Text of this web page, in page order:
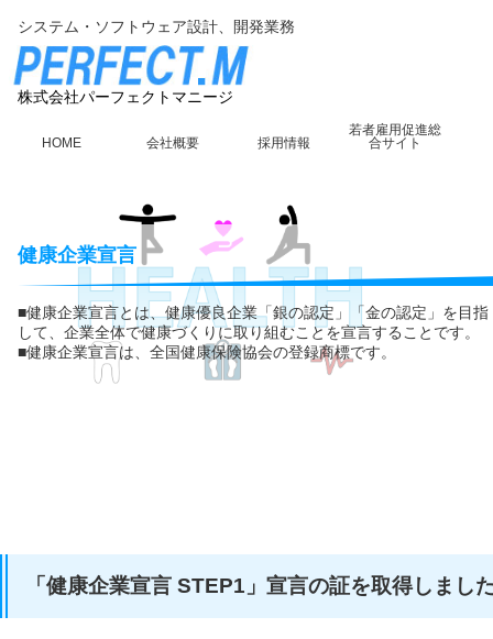
システム・ソフトウェア設計、開発業務
株式会社パーフェクトマニージ
HOME 会社概要 採用情報
若者雇用促進総
合サイト
健康企業宣言
■健康企業宣言とは、健康優良企業「銀の認定」「金の認定」を目指
して、企業全体で健康づくりに取り組むことを宣言することです。
■健康企業宣言は、全国健康保険協会の登録商標です。
「健康企業宣言 STEP1」宣言の証を取得しまし